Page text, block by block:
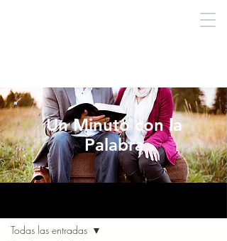
Un Minuto con la
Palabra
Todas las entradas